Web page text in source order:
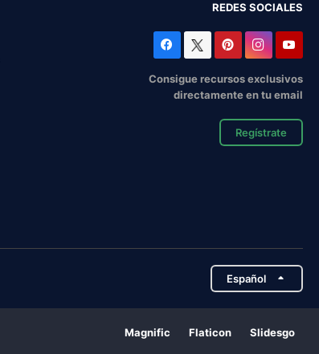
REDES SOCIALES
Consigue recursos exclusivos
directamente en tu email
Regístrate
Español
Magnific Flaticon Slidesgo